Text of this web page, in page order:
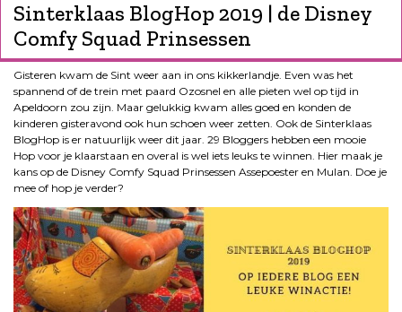
Sinterklaas BlogHop 2019 | de Disney
Comfy Squad Prinsessen
Gisteren kwam de Sint weer aan in ons kikkerlandje. Even was het
spannend of de trein met paard Ozosnel en alle pieten wel op tijd in
Apeldoorn zou zijn. Maar gelukkig kwam alles goed en konden de
kinderen gisteravond ook hun schoen weer zetten. Ook de Sinterklaas
BlogHop is er natuurlijk weer dit jaar. 29 Bloggers hebben een mooie
Hop voor je klaarstaan en overal is wel iets leuks te winnen. Hier maak je
kans op de Disney Comfy Squad Prinsessen Assepoester en Mulan. Doe je
mee of hop je verder?